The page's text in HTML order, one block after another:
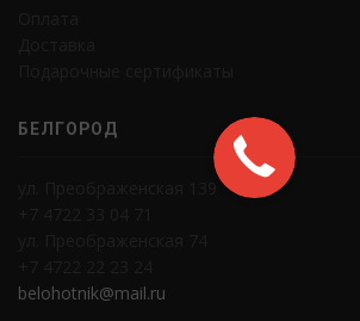
БЕЛГОРОД
belohotnik@mail.ru